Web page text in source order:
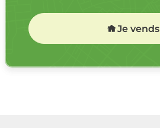
Je vends